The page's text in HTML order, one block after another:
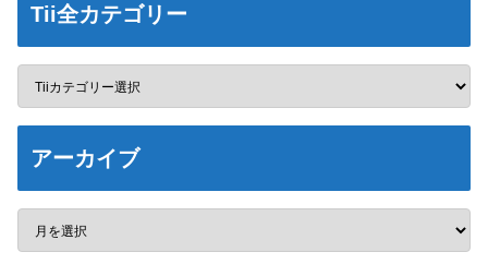
Tii全カテゴリー
アーカイブ